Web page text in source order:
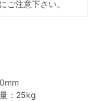
：25kg
ご注意下さい。